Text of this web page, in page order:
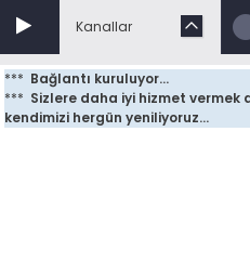
Kanallar
*** Bağlantı kuruluyor...
*** Sizlere daha iyi hizmet vermek
kendimizi hergün yeniliyoruz...